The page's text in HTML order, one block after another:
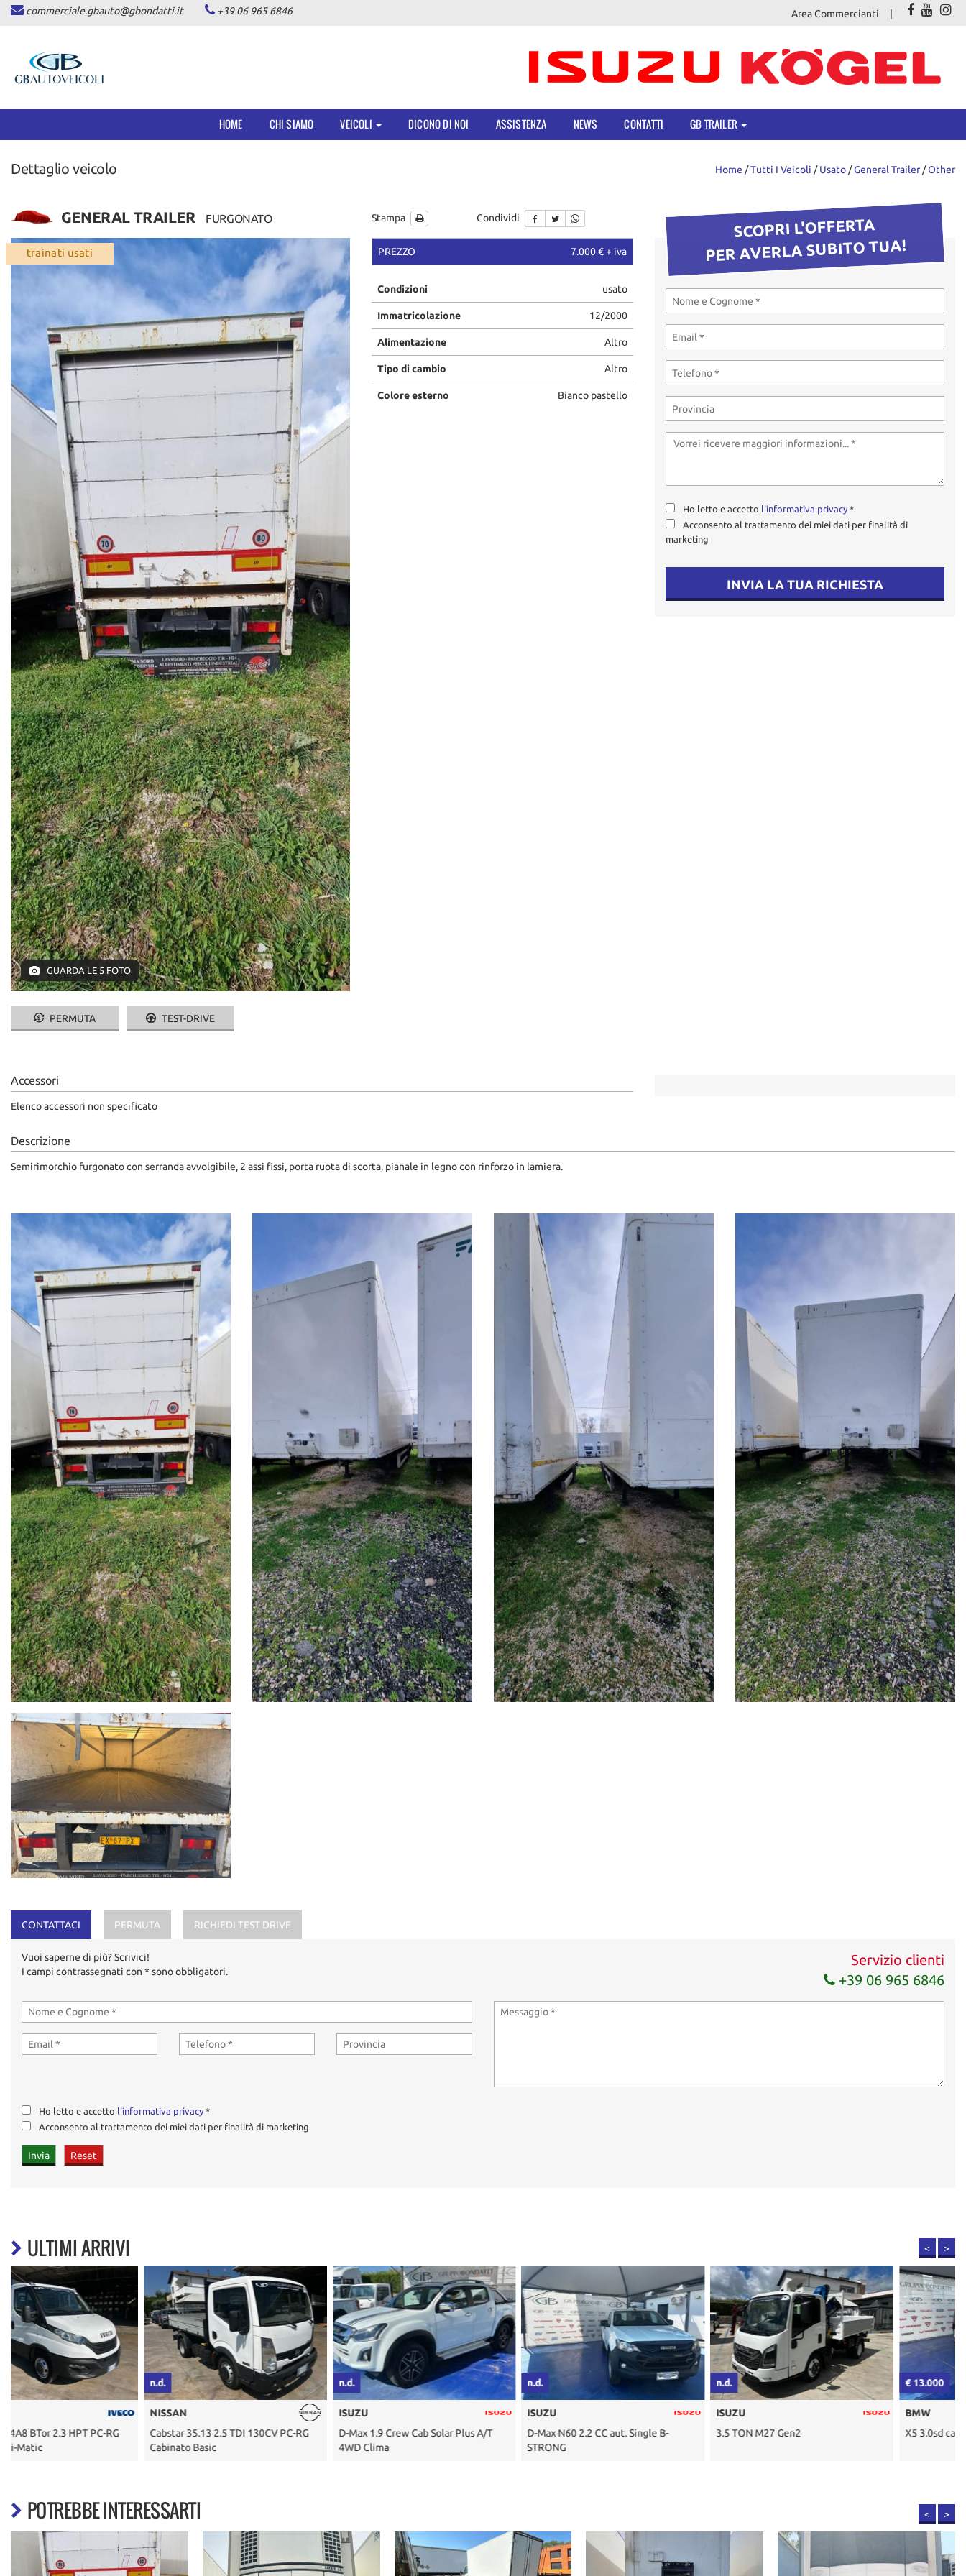
HOME
CHI SIAMO
AUTOVETTURE
PICKUP
DICONO DI NOI
CONTATTI
GB TRAILER
AREA COMMERCIANTI
commerciale.gbauto@gbondatti.it +39 06 965 6846 Area Commercianti
HOME CHI SIAMO VEICOLI DICONO DI NOI ASSISTENZA NEWS CONTATTI GB TRAILER
Dettaglio veicolo Home /Tutti I Veicoli /Usato /General Trailer/Other
GENERAL TRAILER FURGONATO Stampa Condividi
trainati usati
GUARDA LE 5 FOTO
PERMUTA TEST-DRIVE
PREZZO 7.000 € + iva
Condizioni usato
Immatricolazione 12/2000
Alimentazione Altro
Tipo di cambio Altro
Colore esterno Bianco pastello
SCOPRI L'OFFERTA
PER AVERLA SUBITO TUA!
Ho letto e accetto l'informativa privacy *
Acconsento al trattamento dei miei dati per finalità di
marketing
INVIA LA TUA RICHIESTA
Accessori
Elenco accessori non specificato
Descrizione
Semirimorchio furgonato con serranda avvolgibile, 2 assi fissi, porta ruota di scorta, pianale in legno con rinforzo in lamiera.
CONTATTACI PERMUTA RICHIEDI TEST DRIVE
Vuoi saperne di più? Scrivici!
I campi contrassegnati con * sono obbligatori.
Servizio clienti
+39 06 965 6846
Ho letto e accetto l'informativa privacy *
Acconsento al trattamento dei miei dati per finalità di marketing
ULTIMI ARRIVI < >
n.d.
Cabstar 35.13 2.5 TDI 130CV PC-RG
Cabinato Basic
n.d.
D-Max 1.9 Crew Cab Solar Plus A/T
4WD Clima
n.d.
D-Max N60 2.2 CC aut. Single B-
3.5 TON M27 Gen2
€ 13.000
X5 3.0sd cat Futura
POTREBBE INTERESSARTI < >